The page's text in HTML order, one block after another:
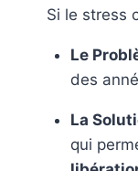
Si le stress
Le
des
La
qui